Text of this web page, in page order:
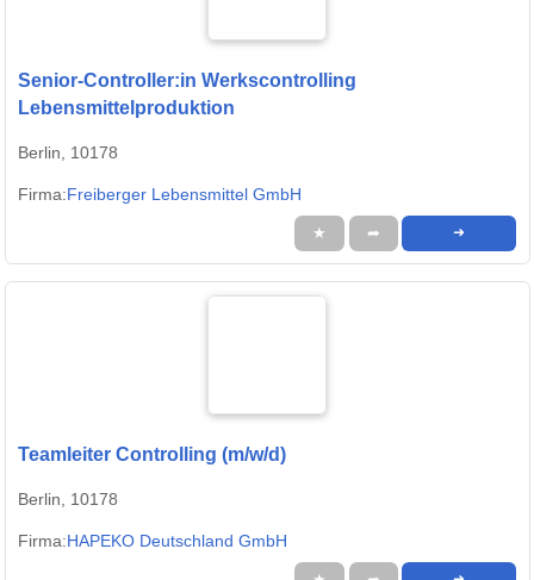
Senior-Controller:in Werkscontrolling
Lebensmittelproduktion
Berlin, 10178
Firma:Freiberger Lebensmittel GmbH
★ ➦ ➜
Teamleiter Controlling (m/w/d)
Berlin, 10178
Firma:HAPEKO Deutschland GmbH